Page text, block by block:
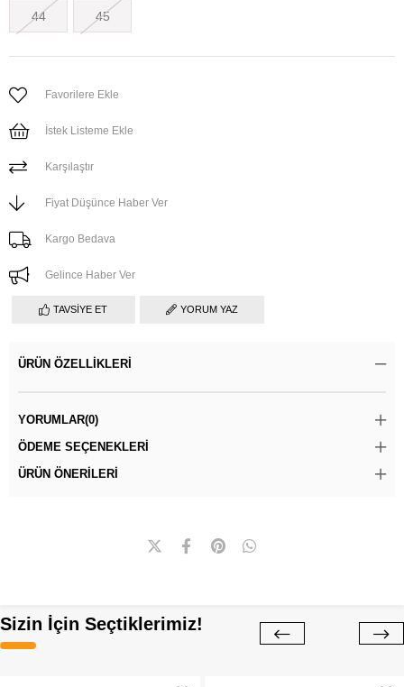
44 45
Favorilere Ekle
İstek Listeme Ekle
Karşılaştır
Fiyat Düşünce Haber Ver
Kargo Bedava
Gelince Haber Ver
TAVSIYE ET YORUM YAZ
ÜRÜN ÖZELLIKLERI
YORUMLAR(0)
ÖDEME SEÇENEKLERI
ÜRÜN ÖNERILERI
Sizin İçin Seçtiklerimiz!